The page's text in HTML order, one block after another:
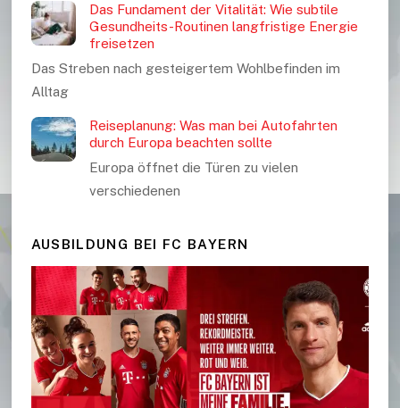
Das Fundament der Vitalität: Wie subtile
Gesundheits-Routinen langfristige Energie
freisetzen
Das Streben nach gesteigertem Wohlbefinden im
Alltag
Reiseplanung: Was man bei Autofahrten
durch Europa beachten sollte
Europa öffnet die Türen zu vielen
verschiedenen
AUSBILDUNG BEI FC BAYERN